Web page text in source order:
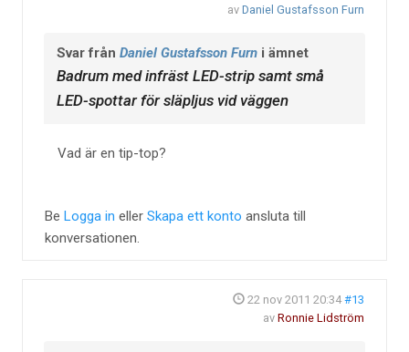
av Daniel Gustafsson Furn
Svar från Daniel Gustafsson Furn i ämnet
Badrum med infräst LED-strip samt små
LED-spottar för släpljus vid väggen
Vad är en tip-top?
Be Logga in eller Skapa ett konto ansluta till
konversationen.
22 nov 2011 20:34 #13
av Ronnie Lidström